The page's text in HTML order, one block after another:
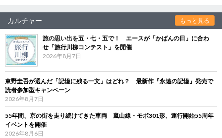
カルチャー もっと見る
旅の思い出を五・七・五で！ エースが「かばんの日」に合わ
せ「旅行川柳コンテスト」を開催
2026年8月7日
東野圭吾が選んだ「記憶に残る一文」はどれ？ 最新作『永遠の記憶』発売で
読者参加型キャンペーン
2026年8月7日
55年間、京の街を走り続けてきた車両 嵐山線・モボ301形、運行開始55周年
イベントを開催
2026年8月6日